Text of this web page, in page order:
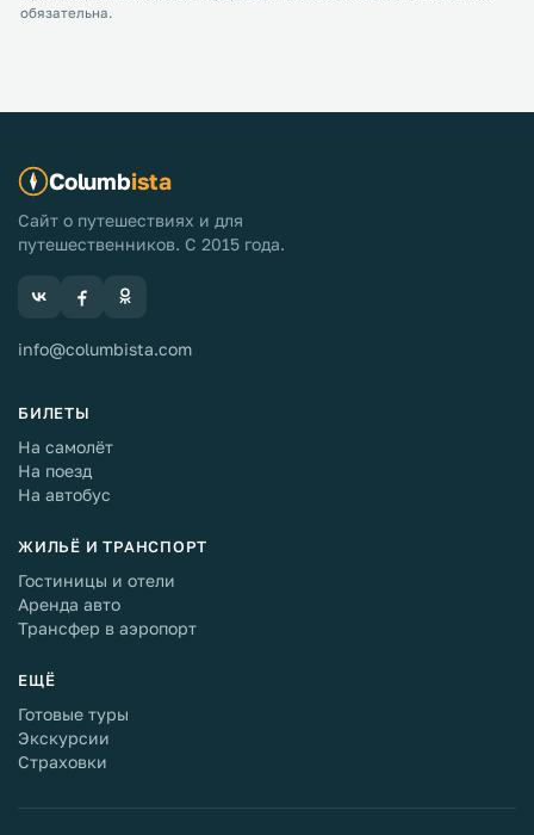
обязательна.
Columbista
Сайт о путешествиях и для
путешественников. С 2015 года.
info@columbista.com
БИЛЕТЫ
На самолёт
На поезд
На автобус
ЖИЛЬЁ И ТРАНСПОРТ
Гостиницы и отели
Аренда авто
Трансфер в аэропорт
ЕЩЁ
Готовые туры
Экскурсии
Страховки